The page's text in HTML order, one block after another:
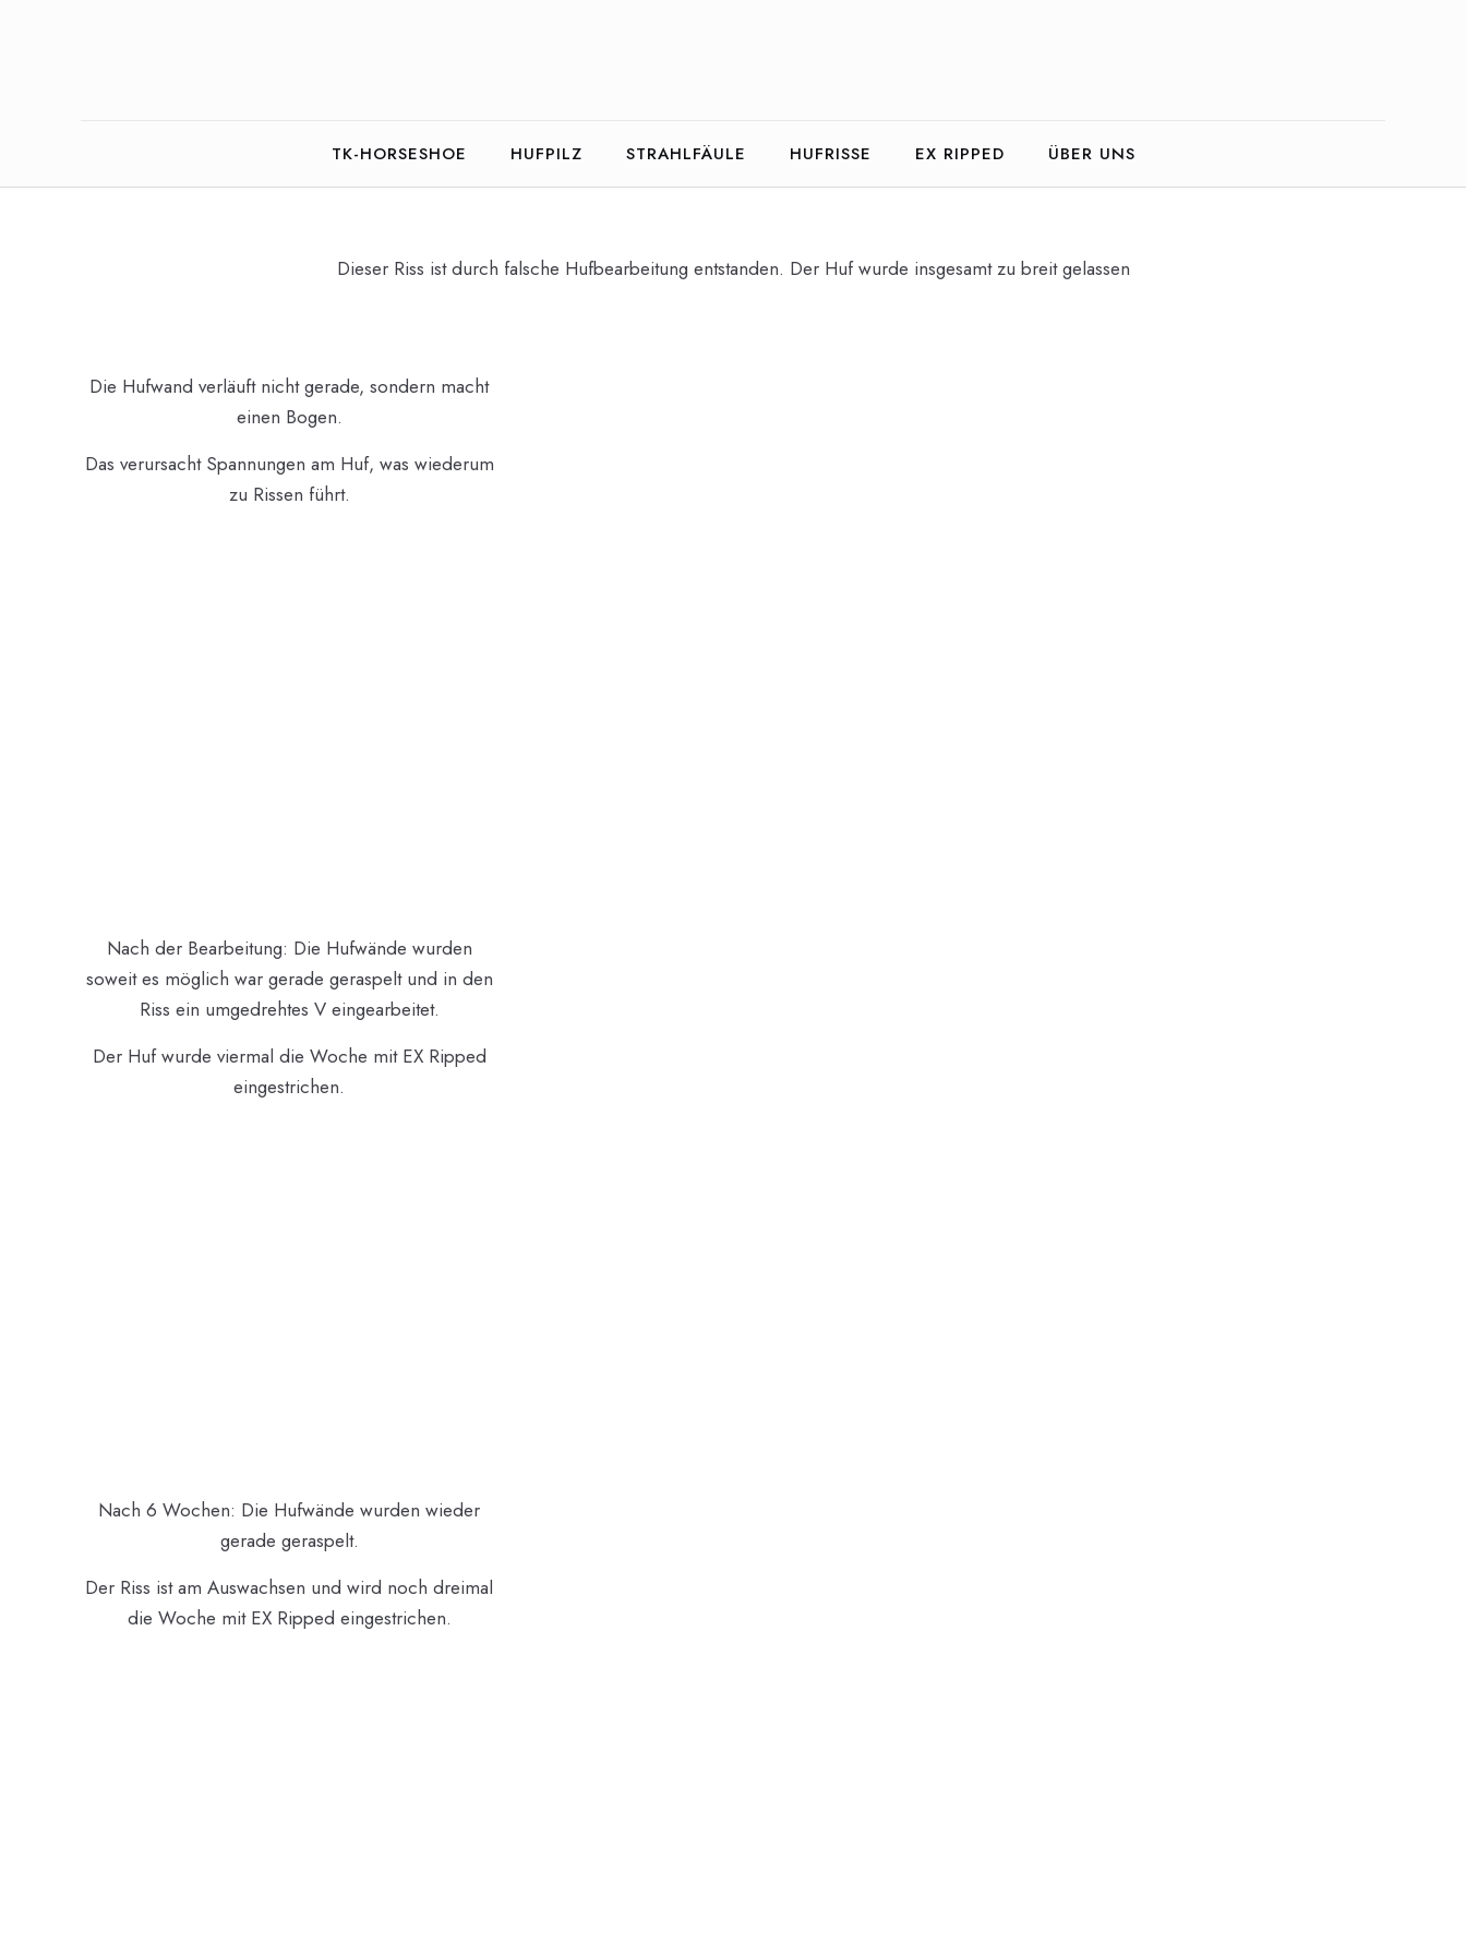
TK-HORSESHOE HUFPILZ STRAHLFÄULE HUFRISSE EX RIPPED ÜBER UNS
Dieser Riss ist durch falsche Hufbearbeitung entstanden. Der Huf wurde insgesamt zu breit gelassen
Die Hufwand verläuft nicht gerade, sondern macht
einen Bogen.
Das verursacht Spannungen am Huf, was wiederum
zu Rissen führt.
Nach der Bearbeitung: Die Hufwände wurden
soweit es möglich war gerade geraspelt und in den
Riss ein umgedrehtes V eingearbeitet.
Der Huf wurde viermal die Woche mit EX Ripped
eingestrichen.
Nach 6 Wochen: Die Hufwände wurden wieder
gerade geraspelt.
Der Riss ist am Auswachsen und wird noch dreimal
die Woche mit EX Ripped eingestrichen.